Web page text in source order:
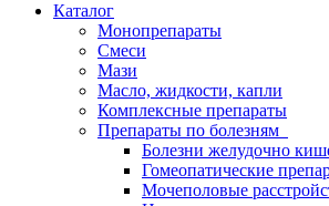
Каталог
Монопрепараты
Смеси
Мази
Масло, жидкости, капли
Комплексные препараты
Препараты по болезням
Болезни желудочно
Гомеопатические
Мочеполовые